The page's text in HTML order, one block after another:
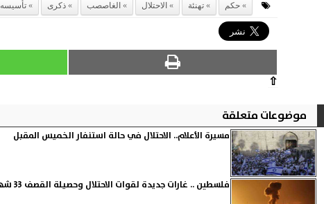
حكم تهنئة الاحتلال الغاصصب ذكرى تأسيسه
⇧
موضوعات متعلقة
مسيرة الأعلام.. الاحتلال في حالة استنفار الخميس المقبل
فلسطين .. غارات جديدة لقوات الاحتلال وحصيلة القصف 33 شهيد و147 جريح حتى الآن